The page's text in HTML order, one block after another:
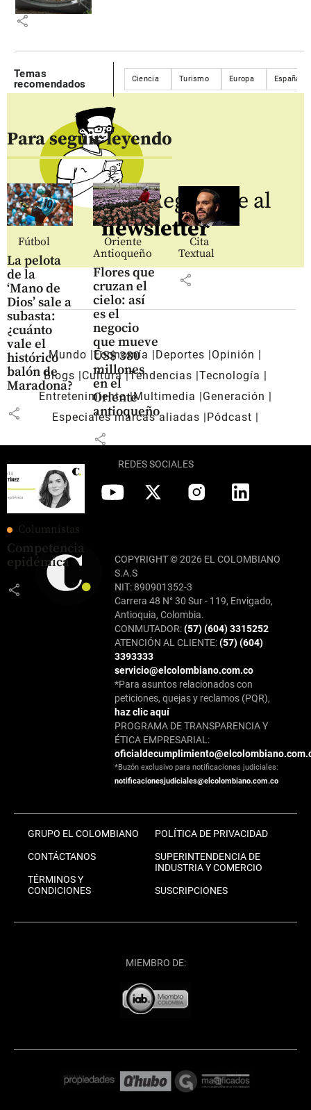
share
Temas
recomendados
Ciencia Turismo Europa España
Para seguir leyendo
Fútbol
La pelota
de la
‘Mano de
Dios’ sale a
subasta:
¿cuánto
vale el
histórico
balón de
Maradona?
share
Oriente
Antioqueño
Flores que
cruzan el
cielo: así
es el
negocio
que mueve
US$ 380
millones
en el
Oriente
antioqueño
share
Cita
Textual
share
Columnistas
Competencia
epidémica
share
Regístrate al
newsletter
Mundo Economía Deportes
Opinión
Blogs
Cultura Tendencias Tecnología
Entretenimiento Multimedia
Generación
Especiales marcas aliadas
Pódcast
REDES SOCIALES
COPYRIGHT © 2026 EL COLOMBIANO
S.A.S
NIT: 890901352-3
Carrera 48 N° 30 Sur - 119, Envigado,
Antioquia, Colombia.
CONMUTADOR:(57) (604) 3315252
ATENCIÓN AL CLIENTE:(57) (604)
3393333
servicio@elcolombiano.com.co
*Para asuntos relacionados con
peticiones, quejas y reclamos (PQR),
haz clic aquí
PROGRAMA DE TRANSPARENCIA Y
ÉTICA EMPRESARIAL:
*Buzón exclusivo para notificaciones judiciales:
notificacionesjudiciales@elcolombiano.com.co
GRUPO EL COLOMBIANO
CONTÁCTANOS
TÉRMINOS Y
CONDICIONES
POLÍTICA DE PRIVACIDAD
SUPERINTENDENCIA DE
INDUSTRIA Y COMERCIO
SUSCRIPCIONES
MIEMBRO DE: